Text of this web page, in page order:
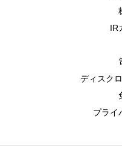
IR
ディスク
プライ